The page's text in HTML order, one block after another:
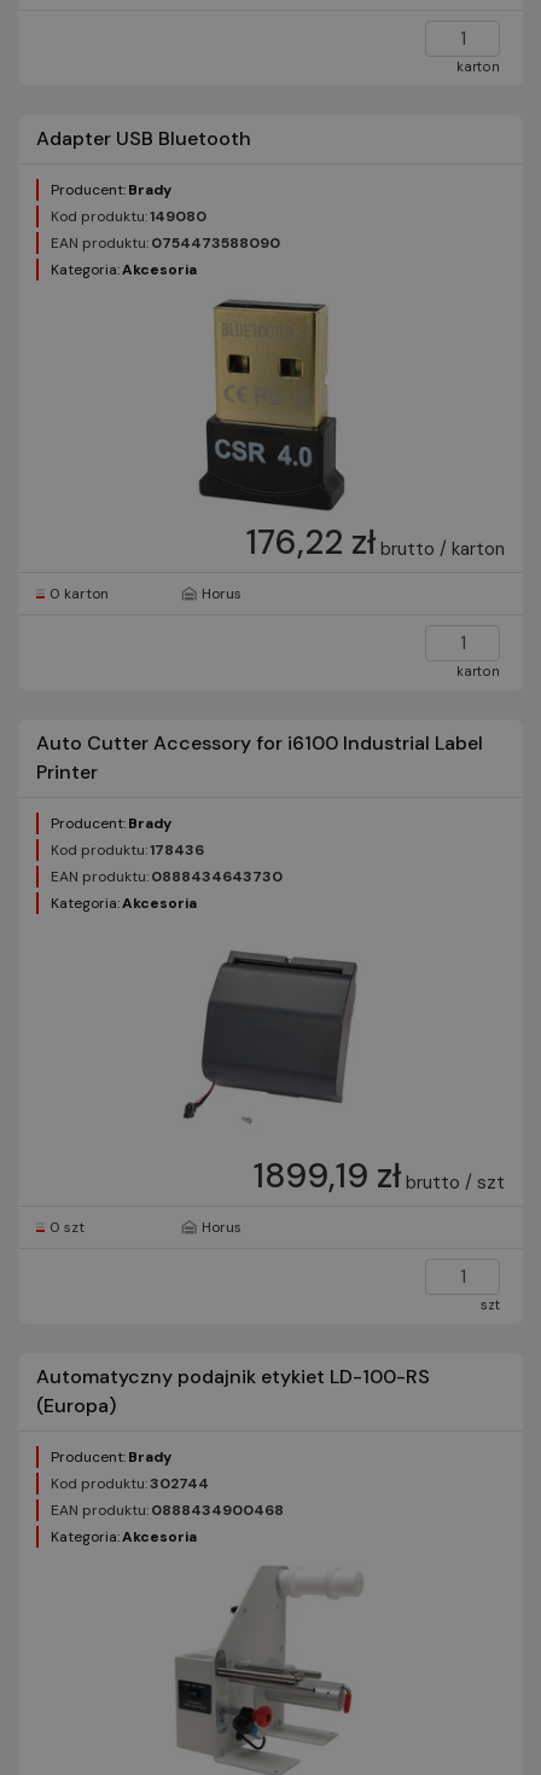
karton
Adapter USB Bluetooth
Producent:Brady
Kod produktu:149080
EAN produktu:0754473588090
Kategoria:Akcesoria
176,22 zł brutto / karton
0 karton Horus
karton
Auto Cutter Accessory for i6100 Industrial Label
Printer
Producent:Brady
Kod produktu:178436
EAN produktu:0888434643730
Kategoria:Akcesoria
1899,19 zł brutto / szt
0 szt Horus
szt
Automatyczny podajnik etykiet LD-100-RS
(Europa)
Producent:Brady
Kod produktu:302744
EAN produktu:0888434900468
Kategoria:Akcesoria